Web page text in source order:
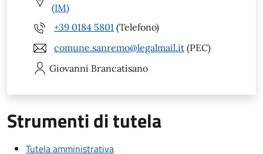
(IM)
+39 0184 5801 (Telefono)
comune.sanremo@legalmail.it (PEC)
Giovanni Brancatisano
Strumenti di tutela
Tutela amministrativa